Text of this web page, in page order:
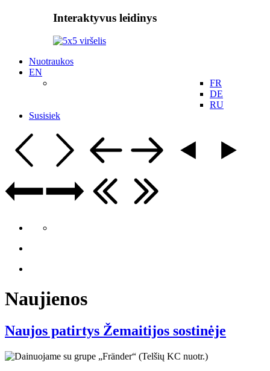
Interaktyvus leidinys
Nuotraukos
EN
FR
DE
RU
Susisiek
Naujienos
Naujos patirtys Žemaitijos sostinėje